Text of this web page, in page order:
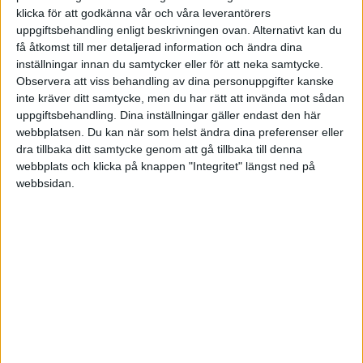
klicka för att godkänna vår och våra leverantörers
uppgiftsbehandling enligt beskrivningen ovan. Alternativt kan du
få åtkomst till mer detaljerad information och ändra dina
inställningar innan du samtycker eller för att neka samtycke.
Observera att viss behandling av dina personuppgifter kanske
inte kräver ditt samtycke, men du har rätt att invända mot sådan
uppgiftsbehandling. Dina inställningar gäller endast den här
webbplatsen. Du kan när som helst ändra dina preferenser eller
dra tillbaka ditt samtycke genom att gå tillbaka till denna
webbplats och klicka på knappen "Integritet" längst ned på
webbsidan.
inte värt att jag skulle lägga värdefull tid på bokföringen. Ett annat
liknande bolag är Voitto. Vet inte så mycket om Rebel Work
förutom att de har en bra prismodell när bolaget är vilande.
2 gillningar
direktorn 21 Januari 2024 11:37
Även om ett AB kanske ger, på sikt vissa fördelar skattemässigt så